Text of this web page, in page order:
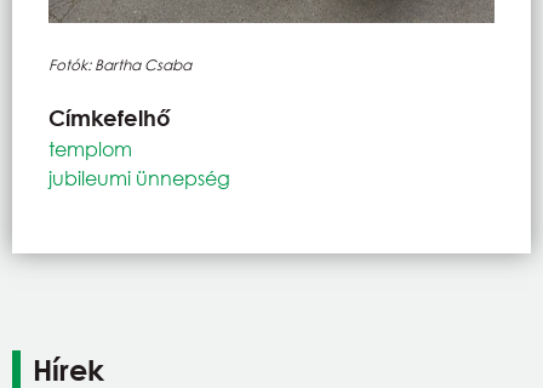
Fotók: Bartha Csaba
Címkefelhő
templom
jubileumi ünnepség
Hírek